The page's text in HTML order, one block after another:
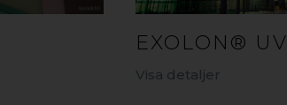
EXOLON® UV
Visa detaljer